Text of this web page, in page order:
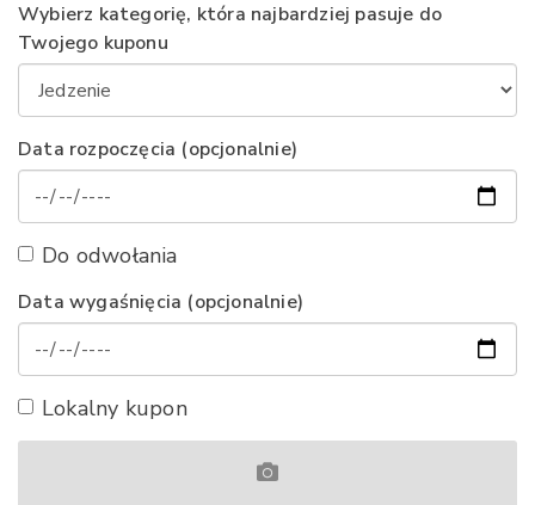
Wybierz kategorię, która najbardziej pasuje do
Twojego kuponu
Data rozpoczęcia (opcjonalnie)
Do odwołania
Data wygaśnięcia (opcjonalnie)
Lokalny kupon